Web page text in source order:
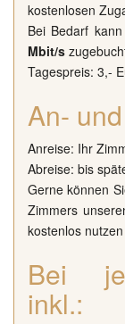
kostenlosen
Bei Bedarf
Mbit/s
Tagespreis: 3,-
An-
Anreise: Ihr
Abreise: bis
Gerne können
Zimmers
kostenlos nutzen
Bei
inkl.: